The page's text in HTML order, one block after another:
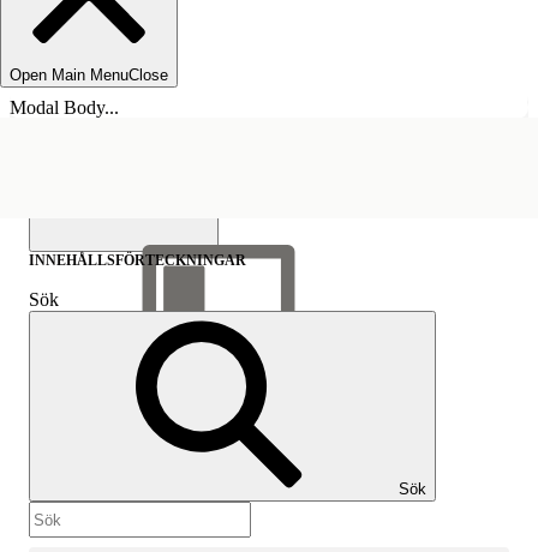
Open Main MenuClose
Modal Body...
Visa
innehållsförteckning
Innehållsförteckningar
INNEHÅLLSFÖRTECKNINGAR
Sök
Sök